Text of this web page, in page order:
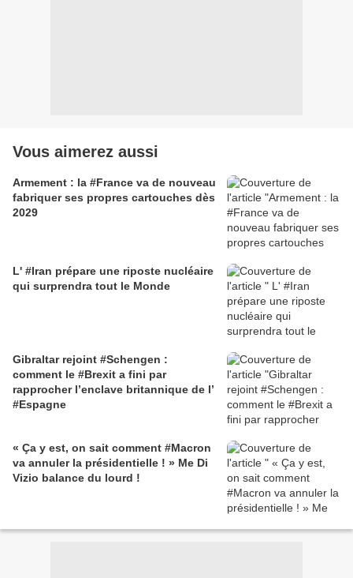
Vous aimerez aussi
Armement : la #France va de nouveau
fabriquer ses propres cartouches dès
2029
L' #Iran prépare une riposte nucléaire
qui surprendra tout le Monde
Gibraltar rejoint #Schengen :
comment le #Brexit a fini par
rapprocher l’enclave britannique de l’
#Espagne
« Ça y est, on sait comment #Macron
va annuler la présidentielle ! » Me Di
Vizio balance du lourd !